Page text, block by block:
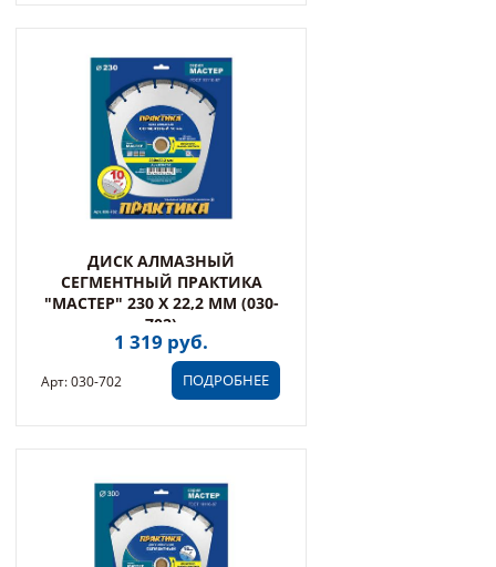
ДИСК АЛМАЗНЫЙ
СЕГМЕНТНЫЙ ПРАКТИКА
"МАСТЕР" 230 Х 22,2 ММ (030-
702)
1 319 руб.
ПОДРОБНЕЕ
Арт: 030-702